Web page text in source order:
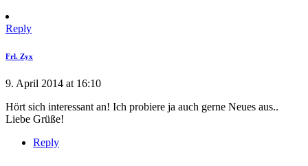
Reply
Frl. Zyx
9. April 2014 at 16:10
Hört sich interessant an! Ich probiere ja auch gerne Neues aus..
Liebe Grüße!
Reply